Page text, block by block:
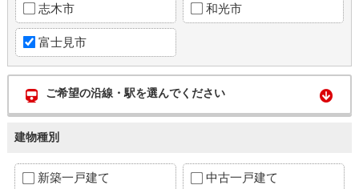
志木市 和光市
富士見市
ご希望の沿線・駅を選んでください
建物種別
新築一戸建て 中古一戸建て